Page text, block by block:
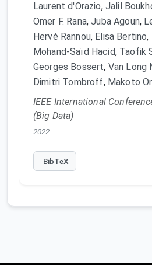
Laurent d'Orazio, Jalil
Omer F. Rana,Juba Agoun,
Hervé Rannou, Elisa Bertino,
Mohand-Saïd Hacid, Taofik
Georges Bossert, Van Long
Dimitri Tombroff, Makoto
IEEE International
(Big Data)
2022
BibTeX